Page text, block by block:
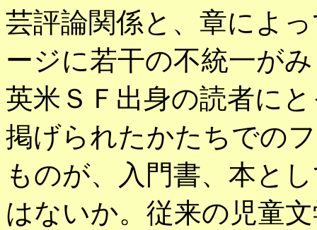
芸評論関係と、章によ
ージに若干の不統一が
英米ＳＦ出身の読者に
掲げられたかたちでの
ものが、入門書、本と
はないか。従来の児童